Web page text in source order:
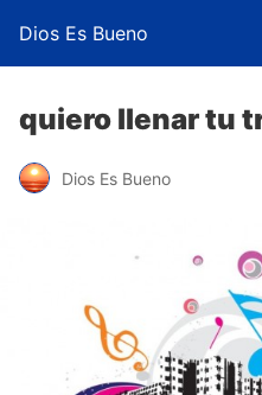
Dios Es Bueno
quiero llenar tu
Dios Es Bueno